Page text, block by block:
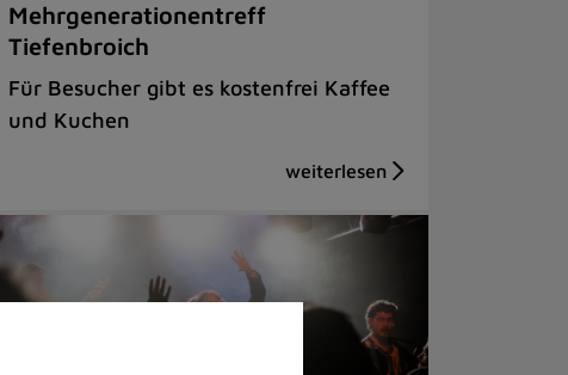
Mehrgenerationentreff
Tiefenbroich
Für Besucher gibt es kostenfrei Kaffee
und Kuchen